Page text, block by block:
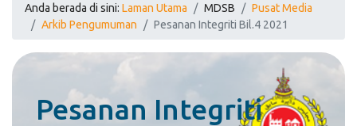
Anda berada di sini: Laman Utama MDSB
Pusat Media
Arkib Pengumuman
Pesanan Integriti Bil.4 2021
Pesanan Integriti